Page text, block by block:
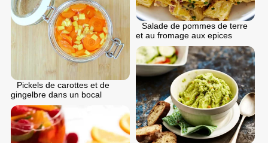
Salade de pommes de terre
et au fromage aux epices
Pickels de carottes et de
gingelbre dans un bocal